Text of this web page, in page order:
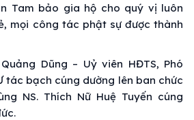
Tam bảo gia hộ cho quý vị luôn
mọi công tác phật sự được thành
Dũng – Uỷ viên HĐTS, Phó
tác bạch cúng dường lên ban chức
NS. Thích Nữ Huệ Tuyến cúng